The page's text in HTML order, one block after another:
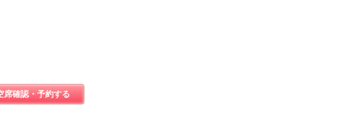
席確認・予約する